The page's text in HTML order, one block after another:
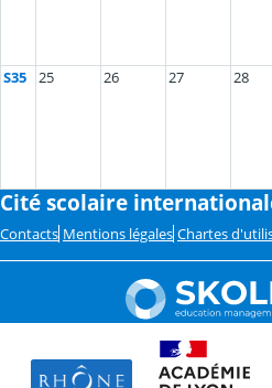
S35 25 26 27 28
Cité scolaire
Contacts Mentions légales Chartes